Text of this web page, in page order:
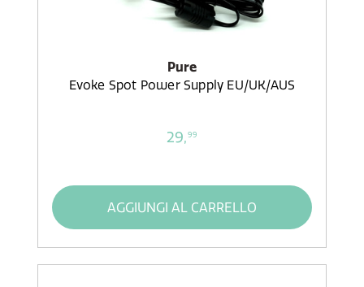
Pure
Evoke Spot Power Supply EU/UK/AUS
29,99
AGGIUNGI AL CARRELLO